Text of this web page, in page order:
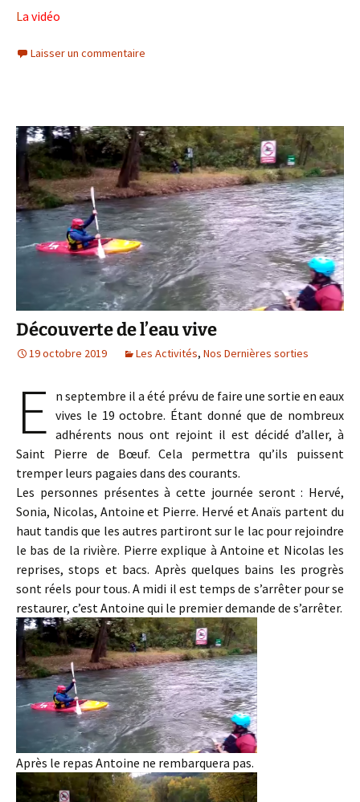
La vidéo
Laisser un commentaire
Découverte de l’eau vive
19 octobre 2019 Les Activités, Nos Dernières sorties
E n septembre il a été prévu de faire une sortie en eaux
vives le 19 octobre. Étant donné que de nombreux
adhérents nous ont rejoint il est décidé d’aller, à
Saint Pierre de Bœuf. Cela permettra qu’ils puissent
tremper leurs pagaies dans des courants.
Les personnes présentes à cette journée seront : Hervé,
Sonia, Nicolas, Antoine et Pierre. Hervé et Anaïs partent du
haut tandis que les autres partiront sur le lac pour rejoindre
le bas de la rivière. Pierre explique à Antoine et Nicolas les
reprises, stops et bacs. Après quelques bains les progrès
sont réels pour tous. A midi il est temps de s’arrêter pour se
restaurer, c’est Antoine qui le premier demande de s’arrêter.
Après le repas Antoine ne rembarquera pas.